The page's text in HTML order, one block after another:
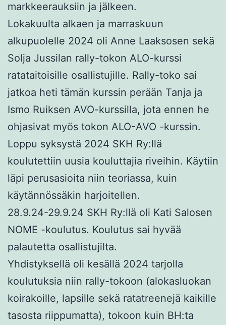
markkeerauksiin ja jälkeen.
Lokakuulta alkaen ja marraskuun
alkupuolelle 2024 oli Anne Laaksosen sekä
Solja Jussilan rally-tokon ALO-kurssi
ratataitoisille osallistujille. Rally-toko sai
jatkoa heti tämän kurssin perään Tanja ja
Ismo Ruiksen AVO-kurssilla, jota ennen he
ohjasivat myös tokon ALO-AVO -kurssin.
Loppu syksystä 2024 SKH Ry:llä
koulutettiin uusia kouluttajia riveihin. Käytiin
läpi perusasioita niin teoriassa, kuin
käytännössäkin harjoitellen.
28.9.24-29.9.24 SKH Ry:llä oli Kati Salosen
NOME -koulutus. Koulutus sai hyvää
palautetta osallistujilta.
Yhdistyksellä oli kesällä 2024 tarjolla
koulutuksia niin rally-tokoon (alokasluokan
koirakoille, lapsille sekä ratatreenejä kaikille
tasosta riippumatta), tokoon kuin BH:ta